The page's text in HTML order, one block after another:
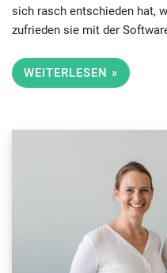
sich rasch entschieden hat,
zufrieden sie mit der
WEITERLESEN »